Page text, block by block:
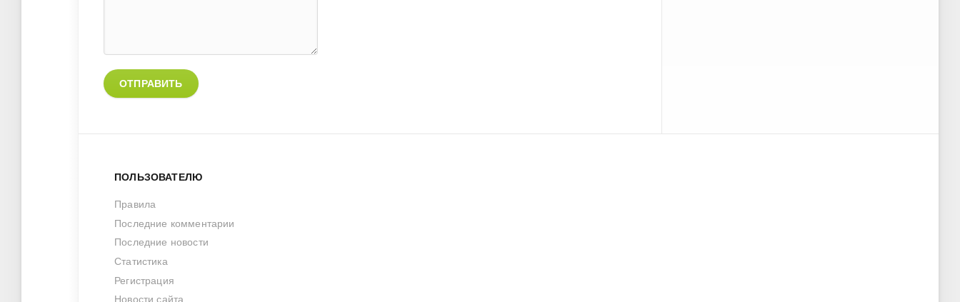
ОТПРАВИТЬ
ПОЛЬЗОВАТЕЛЮ
Правила
Последние комментарии
Последние новости
Статистика
Регистрация
Новости сайта